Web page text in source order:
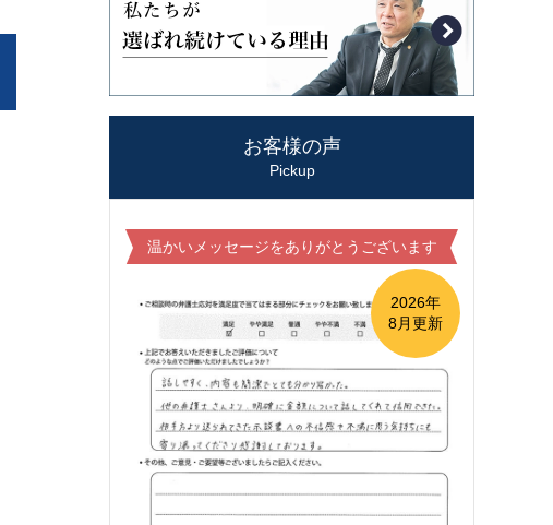
お客様の声
Pickup
温かいメッセージをありがとうございます
2026年
8月更新